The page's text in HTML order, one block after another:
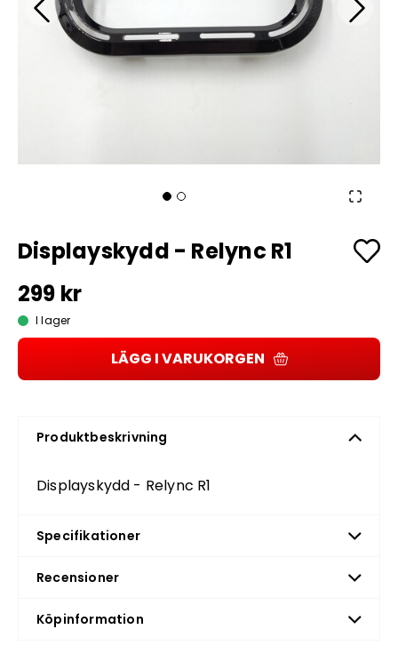
Displayskydd - Relync R1
299 kr
I lager
LÄGG I VARUKORGEN
Produktbeskrivning
Displayskydd - Relync R1
Specifikationer
Recensioner
Köpinformation